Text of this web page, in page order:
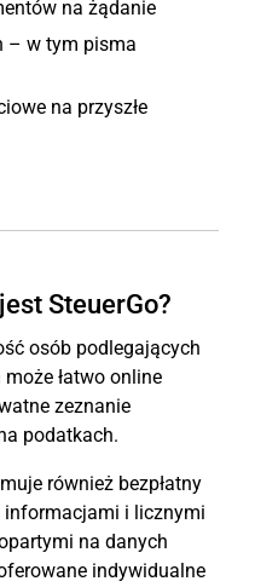
na żądanie
– w tym pisma
na przyszłe
SteuerGo?
osób podlegających
łatwo online
zeznanie
podatkach.
również bezpłatny
informacjami i licznymi
na danych
indywidualne